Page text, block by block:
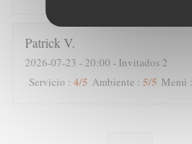
Patrick V
2026-07-23 - 20:00 - Invitados 2
Servicio : 4/5 Ambiente : 5/5 Menú :